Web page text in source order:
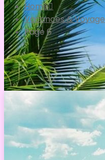
Home
Vacances & Voyage
Page 6